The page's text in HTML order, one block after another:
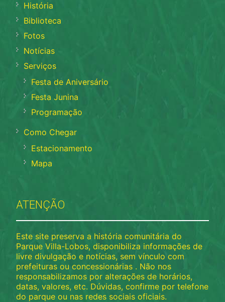
História
Biblioteca
Fotos
Notícias
Serviços
Festa de Aniversário
Festa Junina
Programação
Como Chegar
Estacionamento
Mapa
ATENÇÃO
Este site preserva a história comunitária do
Parque Villa-Lobos, disponibiliza informações de
livre divulgação e notícias, sem vínculo com
prefeituras ou concessionárias . Não nos
responsabilizamos por alterações de horários,
datas, valores, etc. Dúvidas, confirme por telefone
do parque ou nas redes sociais oficiais.